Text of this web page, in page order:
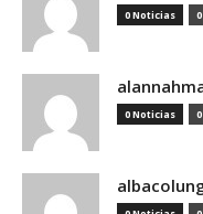
0 Noticias
0 Noticias